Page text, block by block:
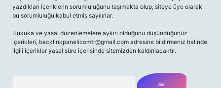
yazdıkları içeriklerin sorumluluğunu taşımakta olup, siteye üye olarak
bu sorumluluğu kabul etmiş sayılırlar.
Hukuka ve yasal düzenlemelere aykırı olduğunu düşündüğünüz
içerikleri, backlinkpanelicomtr@gmail.com adresine bildirmeniz halinde,
ilgili içerikler yasal süre içerisinde sitemizden kaldırılacaktır.